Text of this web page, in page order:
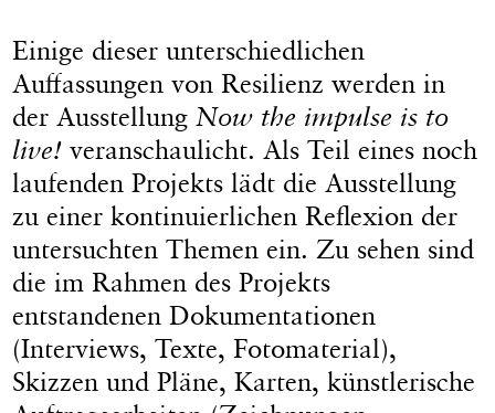
Einige dieser unterschiedlichen
Auffassungen von Resilienz werden in
der Ausstellung Now the impulse is to
live! veranschaulicht. Als Teil eines noch
laufenden Projekts lädt die Ausstellung
zu einer kontinuierlichen Reflexion der
untersuchten Themen ein. Zu sehen sind
die im Rahmen des Projekts
entstandenen Dokumentationen
(Interviews, Texte, Fotomaterial),
Skizzen und Pläne, Karten, künstlerische